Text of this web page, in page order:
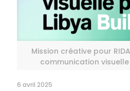
Mission créative pour
communication
6 avril 2025